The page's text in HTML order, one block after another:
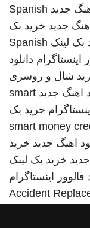
جدید Spanish
جدید خرید بک
بک لینک Spanish
اینستاگرام دانلود
شال و روسری
اهنگ جدید smart
خرید بک
smart money
اهنگ جدید خرید
خرید بک لینک
فالوور اینستاگرام
Accident